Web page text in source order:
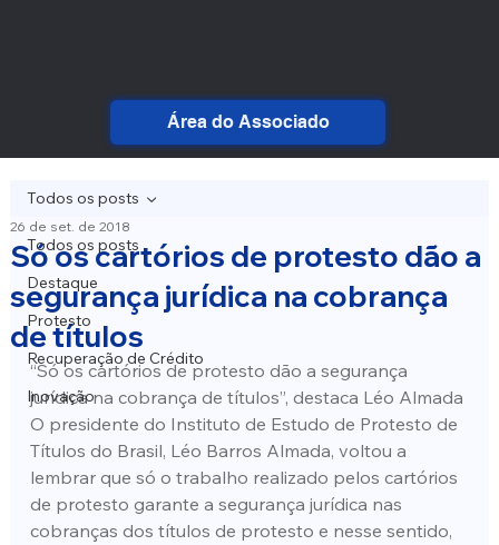
Área do Associado
Todos os posts
Destaque
Protesto
Recuperação de Crédito
Inovação
Todos os posts
Só os cartórios de protesto dão a
segurança jurídica na cobrança
de títulos
26 de set. de 2018
“Só os cartórios de protesto dão a segurança
jurídica na cobrança de títulos”, destaca Léo Almada
O presidente do Instituto de Estudo de Protesto de
Títulos do Brasil, Léo Barros Almada, voltou a
lembrar que só o trabalho realizado pelos cartórios
de protesto garante a segurança jurídica nas
cobranças dos títulos de protesto e nesse sentido,